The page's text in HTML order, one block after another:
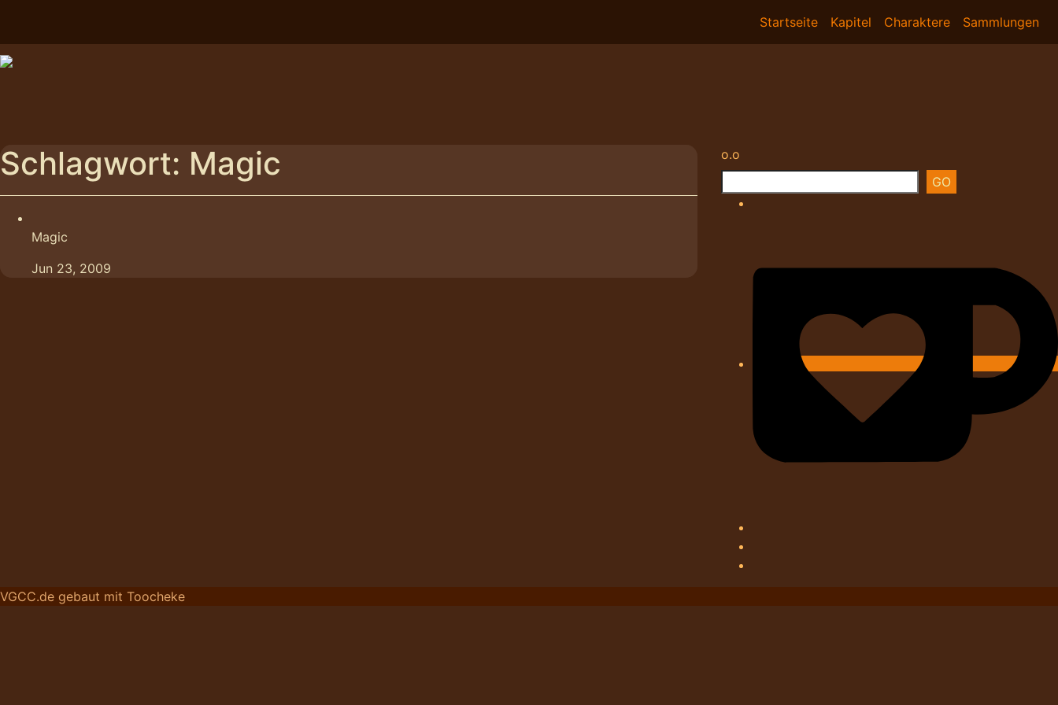
content
Startseite Kapitel Charaktere Sammlungen
Schlagwort: Magic
Magic
Jun 23, 2009
o.o
GO
VGCC.de gebaut mit Toocheke